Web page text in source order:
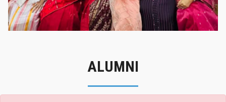
ALUMNI